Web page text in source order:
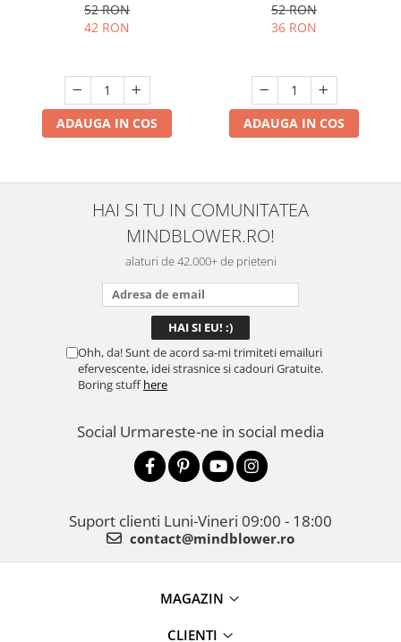
52 RON
42 RON
ADAUGA IN COS
52 RON
36 RON
ADAUGA IN COS
HAI SI TU IN COMUNITATEA
MINDBLOWER.RO!
alaturi de 42.000+ de prieteni
Ohh, da! Sunt de acord sa-mi trimiteti emailuri
efervescente, idei strasnice si cadouri Gratuite.
Boring stuffhere
Social Urmareste-ne in social media
Suport clienti Luni-Vineri 09:00 - 18:00
contact@mindblower.ro
MAGAZIN
CLIENTI